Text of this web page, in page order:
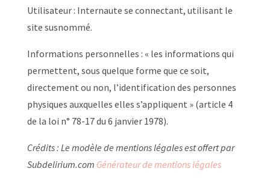
Utilisateur : Internaute se connectant, utilisant le
site susnommé.
Informations personnelles : « les informations qui
permettent, sous quelque forme que ce soit,
directement ou non, l’identification des personnes
physiques auxquelles elles s’appliquent » (article 4
de la loi n° 78-17 du 6 janvier 1978).
Crédits : Le modèle de mentions légales est offert par
Subdelirium.com Générateur de mentions légales